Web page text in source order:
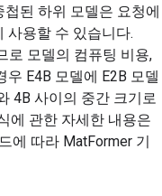
된 하위 모델은 요청에
사용할 수 있습니다.
로 모델의 컴퓨팅 비용,
E4B 모델에 E2B 모델
4B 사이의 중간 크기로
에 관한 자세한 내용은
에 따라 MatFormer 기